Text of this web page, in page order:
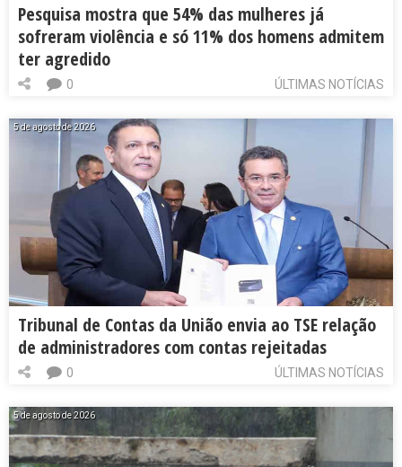
Pesquisa mostra que 54% das mulheres já
sofreram violência e só 11% dos homens admitem
ter agredido
ÚLTIMAS NOTÍCIAS
0
5 de agosto de 2026
Tribunal de Contas da União envia ao TSE relação
de administradores com contas rejeitadas
ÚLTIMAS NOTÍCIAS
0
5 de agosto de 2026